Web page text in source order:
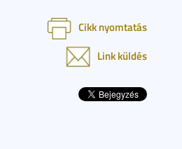
Cikk nyomtatás
Link küldés